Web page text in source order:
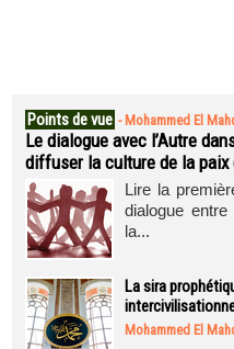
Points de vue - Mohammed El
Le dialogue avec l’Autre
diffuser la culture de la paix
Lire la
dialogue
la...
La sira
Mohammed El